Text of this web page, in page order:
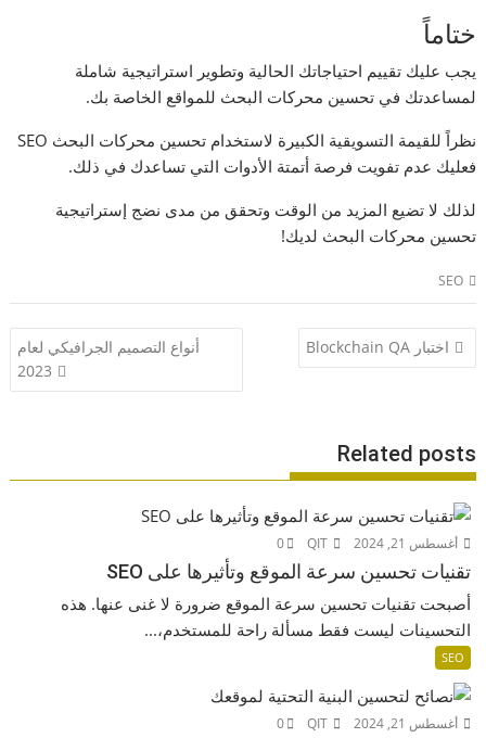
ختاماً
يجب عليك تقييم احتياجاتك الحالية وتطوير استراتيجية شاملة
لمساعدتك في تحسين محركات البحث للمواقع الخاصة بك.
نظراً للقيمة التسويقية الكبيرة لاستخدام تحسين محركات البحث SEO
فعليك عدم تفويت فرصة أتمتة الأدوات التي تساعدك في ذلك.
لذلك لا تضيع المزيد من الوقت وتحقق من مدى نضج إستراتيجية
تحسين محركات البحث لديك!
SEO
تصفّح
المقالات
اختبار Blockchain QA
أنواع التصميم الجرافيكي لعام
2023
Related posts
أغسطس 21, 2024 QIT
0
تقنيات تحسين سرعة الموقع وتأثيرها على SEO
أصبحت تقنيات تحسين سرعة الموقع ضرورة لا غنى عنها. هذه
التحسينات ليست فقط مسألة راحة للمستخدم،...
SEO
أغسطس 21, 2024 QIT
0